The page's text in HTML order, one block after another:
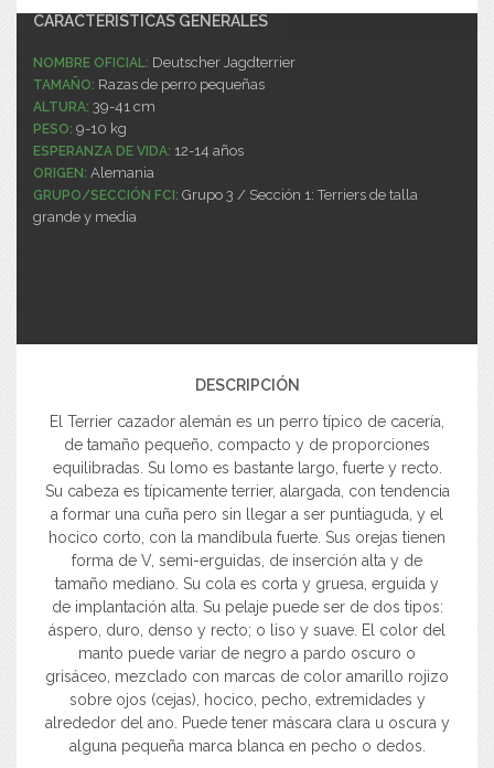
CARACTERÍSTICAS GENERALES
NOMBRE OFICIAL: Deutscher Jagdterrier
TAMAÑO: Razas de perro pequeñas
ALTURA: 39-41 cm
PESO: 9-10 kg
ESPERANZA DE VIDA: 12-14 años
ORIGEN: Alemania
GRUPO/SECCIÓN FCI: Grupo 3 / Sección 1: Terriers de talla
grande y media
DESCRIPCIÓN
El Terrier cazador alemán es un perro típico de cacería,
de tamaño pequeño, compacto y de proporciones
equilibradas. Su lomo es bastante largo, fuerte y recto.
Su cabeza es típicamente terrier, alargada, con tendencia
a formar una cuña pero sin llegar a ser puntiaguda, y el
hocico corto, con la mandíbula fuerte. Sus orejas tienen
forma de V, semi-erguidas, de inserción alta y de
tamaño mediano. Su cola es corta y gruesa, erguida y
de implantación alta. Su pelaje puede ser de dos tipos:
áspero, duro, denso y recto; o liso y suave. El color del
manto puede variar de negro a pardo oscuro o
grisáceo, mezclado con marcas de color amarillo rojizo
sobre ojos (cejas), hocico, pecho, extremidades y
alrededor del ano. Puede tener máscara clara u oscura y
alguna pequeña marca blanca en pecho o dedos.